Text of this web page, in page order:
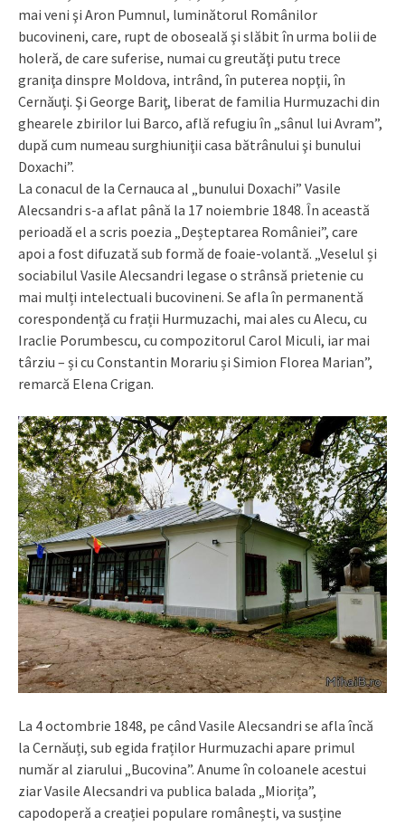
mai veni şi Aron Pumnul, luminătorul Românilor
bucovineni, care, rupt de oboseală şi slăbit în urma bolii de
holeră, de care suferise, numai cu greutăţi putu trece
graniţa dinspre Moldova, intrând, în puterea nopţii, în
Cernăuţi. Şi George Bariţ, liberat de familia Hurmuzachi din
ghearele zbirilor lui Barco, află refugiu în „sânul lui Avram”,
după cum numeau surghiuniţii casa bătrânului şi bunului
Doxachi”.
La conacul de la Cernauca al „bunului Doxachi” Vasile
Alecsandri s-a aflat până la 17 noiembrie 1848. În această
perioadă el a scris poezia „Deșteptarea României”, care
apoi a fost difuzată sub formă de foaie-volantă. „Veselul și
sociabilul Vasile Alecsandri legase o strânsă prietenie cu
mai mulți intelectuali bucovineni. Se afla în permanentă
corespondență cu frații Hurmuzachi, mai ales cu Alecu, cu
Iraclie Porumbescu, cu compozitorul Carol Miculi, iar mai
târziu – și cu Constantin Morariu și Simion Florea Marian”,
remarcă Elena Crigan.
La 4 octombrie 1848, pe când Vasile Alecsandri se afla încă
la Cernăuți, sub egida fraților Hurmuzachi apare primul
număr al ziarului „Bucovina”. Anume în coloanele acestui
ziar Vasile Alecsandri va publica balada „Miorița”,
capodoperă a creației populare românești, va susține